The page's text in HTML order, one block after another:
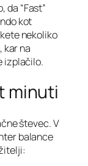
da “Fast”
kot
nekoliko
kar na
izplačilo.
minuti
števec. V
balance